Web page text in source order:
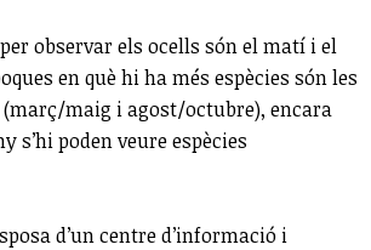
observar els ocells són el matí i el
en què hi ha més espècies són les
maig i agost/octubre), encara
s’hi poden veure espècies
d’un centre d’informació i